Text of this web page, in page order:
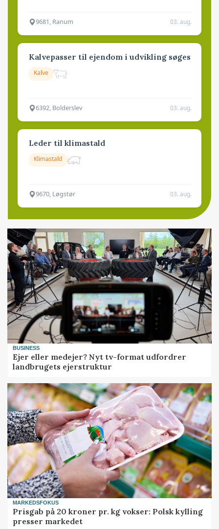
9681, Ranum 03. aug.
Kalvepasser til ejendom i udvikling søges
Kalve
6392, Bolderslev 03. aug.
Leder til klimastald
Klimastald
9670, Løgstør 03. aug.
BUSINESS
Ejer eller medejer? Nyt tv-format udfordrer
landbrugets ejerstruktur
MARKEDSFOKUS
Prisgab på 20 kroner pr. kg vokser: Polsk kylling
presser markedet